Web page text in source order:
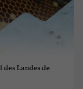
Landes de